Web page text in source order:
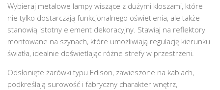
Wybieraj metalowe lampy wiszące z dużymi kloszami, które
nie tylko dostarczają funkcjonalnego oświetlenia, ale także
stanowią istotny element dekoracyjny. Stawiaj na reflektory
montowane na szynach, które umożliwiają regulację kierunku
światła, idealnie doświetlając różne strefy w przestrzeni.
Odsłonięte żarówki typu Edison, zawieszone na kablach,
podkreślają surowość i fabryczny charakter wnętrz,